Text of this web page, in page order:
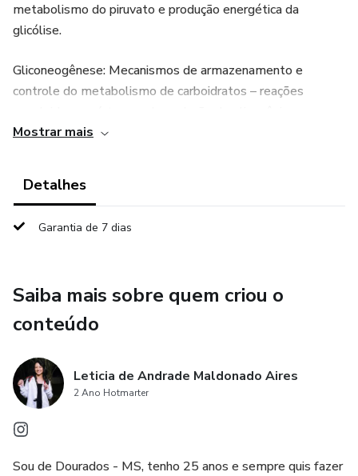
metabolismo do piruvato e produção energética da
glicólise.
Gliconeogênese: Mecanismos de armazenamento e
controle do metabolismo de carboidratos – reações
regulação do metabolismo dos carboidratos; via das
Cadeia respiratória. Ciclo do ácido Cítrico Função do ciclo do
do ciclo e reações químicas envolvidas; produção
Mostrar mais
Detalhes
Garantia de 7 dias
Saiba mais sobre quem criou o
conteúdo
Leticia de Andrade Maldonado Aires
2 Ano Hotmarter
Sou de Dourados - MS, tenho 25 anos e sempre quis fazer